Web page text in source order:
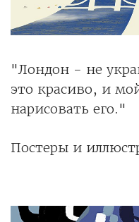
"Лондон - не
это красиво, и
нарисовать его."
Постеры и